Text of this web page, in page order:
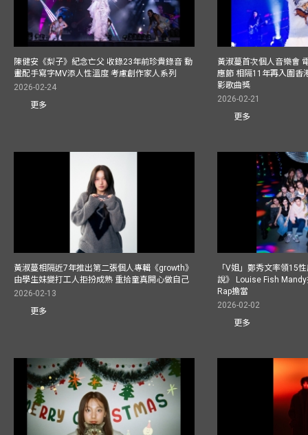
陳健安《梨子》紀念亡父 收錄23年前珍貴錄音 動
畫配手寫字MV添人性溫度 考慮創作家人系列
2026-02-24
更多
黃淑蔓首次個人音樂會
應節 相隔11年再入圍香
影歌曲獎
2026-02-21
更多
黃淑蔓相隔近7年推出第二張個人專輯《growth》
由學生妹變打工人拒扮成熟 重拾童真開心做自己
2026-02-13
更多
「V姐」鄭秀文率領15
說》 Louise Fish
Rap擔當
2026-02-02
更多